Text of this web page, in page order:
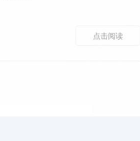
点击阅读